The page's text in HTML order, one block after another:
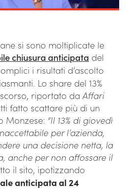
si sono moltiplicate le
chiusura anticipata del
i risultati d’ascolto
Lo share del 13%
riportato daAffari
fatto scattare più di un
Monzese: “Il 13% di giovedì
per l’azienda,
una decisione netta, la
anche per non affossare il
il sito, ipotizzando
anticipata al 24